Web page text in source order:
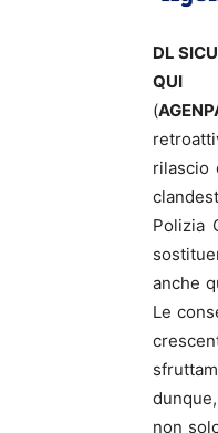
DL
QUI
(
rilascio
Polizia
anche
Le
non